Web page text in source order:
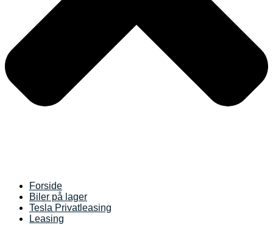
Forside
Biler på lager
Tesla Privatleasing
Leasing